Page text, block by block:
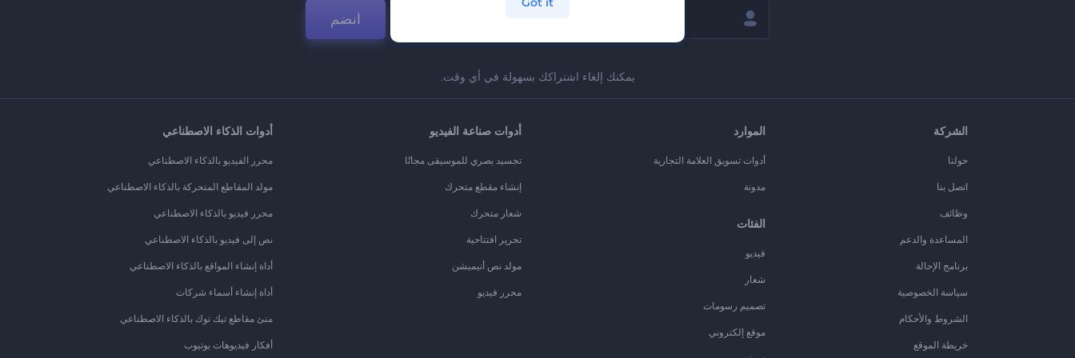
انضم
يمكنك إلغاء اشتراكك بسهولة في أي وقت.
الشركة
حولنا
اتصل بنا
وظائف
المساعدة والدعم
برنامج الإحالة
سياسة الخصوصية
الشروط والأحكام
خريطة الموقع
الموارد
أدوات تسويق العلامة التجارية
مدونة
الفئات
فيديو
شعار
تصميم رسومات
موقع إلكتروني
أدوات صناعة الفيديو
تجسيد بصري للموسيقى مجانًا
إنشاء مقطع متحرك
شعار متحرك
تحرير افتتاحية
مولد نص أنيميشن
محرر فيديو
أدوات الذكاء الاصطناعي
محرر الفيديو بالذكاء الاصطناعي
مولد المقاطع المتحركة بالذكاء الاصطناعي
محرر فيديو بالذكاء الاصطناعي
نص إلى فيديو بالذكاء الاصطناعي
أداة إنشاء المواقع بالذكاء الاصطناعي
أداة إنشاء أسماء شركات
منئ مقاطع تيك توك بالذكاء الاصطناعي
أفكار فيديوهات يوتيوب